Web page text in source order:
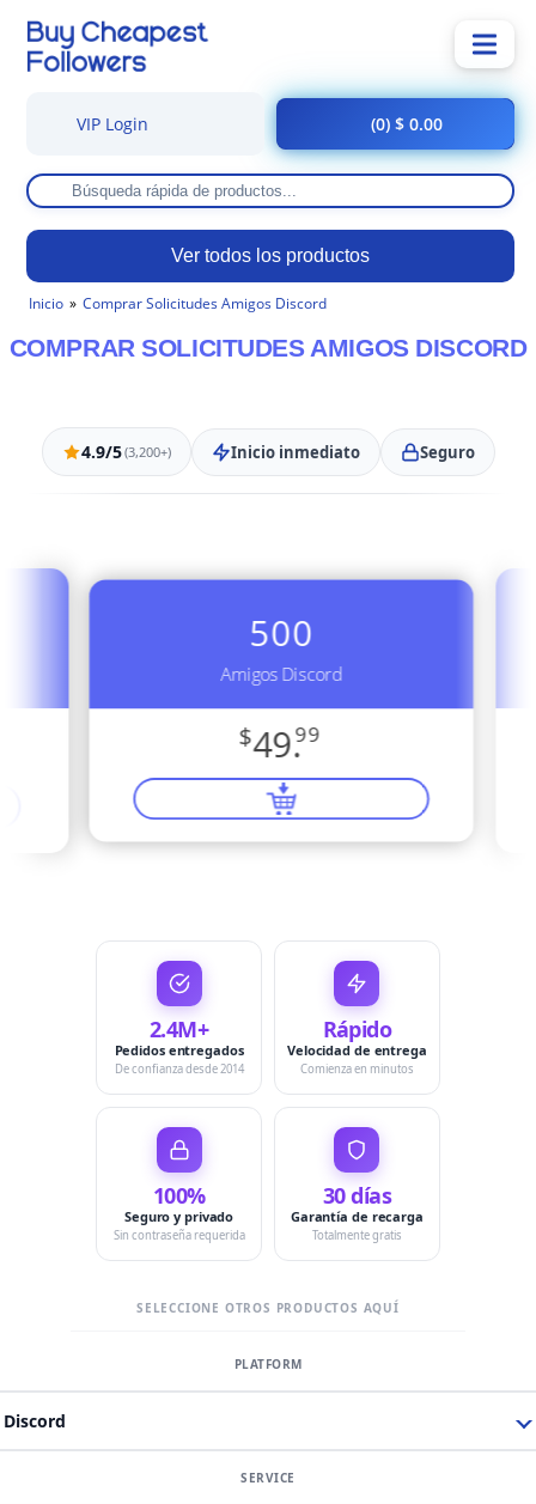
Ver todos los productos
VIP Login (0) $ 0.00
Inicio Comprar Solicitudes Amigos Discord
COMPRAR SOLICITUDES AMIGOS DISCORD
4.9/5(3,200+) Inicio inmediato Seguro
500
Amigos Discord
$49.99
2.4M+
Pedidos entregados
De confianza desde 2014
Rápido
Velocidad de entrega
Comienza en minutos
100%
Seguro y privado
Sin contraseña requerida
30 días
Garantía de recarga
Totalmente gratis
SELECCIONE OTROS PRODUCTOS AQUÍ
Discord